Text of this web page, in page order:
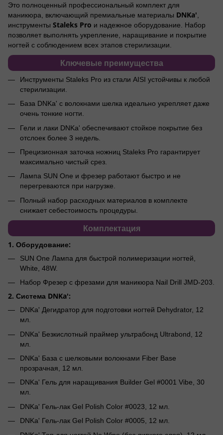
Это полноценный профессиональный комплект для
маникюра, включающий премиальные материалы DNKa'
инструменты Staleks Pro и надежное оборудование. Набор
позволяет выполнять укрепление, наращивание и покрытие
ногтей с соблюдением всех этапов стерилизации.
Ключевые преимущества
Инструменты Staleks Pro из стали AISI устойчивы к любой
стерилизации.
База DNKa' с волокнами шелка идеально укрепляет даже
очень тонкие ногти.
Гели и лаки DNKa' обеспечивают стойкое покрытие без
отслоек более 3 недель.
Прецизионная заточка ножниц Staleks Pro гарантирует
максимально чистый срез.
Лампа SUN One и фрезер работают быстро и не
перегреваются при нагрузке.
Полный набор расходных материалов в комплекте
снижает себестоимость процедуры.
Комплектация
1. Оборудование:
SUN One Лампа для быстрой полимеризации ногтей,
White, 48W.
Набор Фрезер с фрезами для маникюра Nail Drill JMD-203.
2. Система DNKa':
DNKa' Дегидратор для подготовки ногтей Dehydrator, 12
мл.
DNKa' Безкислотный праймер ультрабонд Ultrabond, 12
мл.
DNKa' База с шелковыми волокнами Fiber Base
прозрачная, 12 мл.
DNKa' Гель для наращивания Builder Gel #0001 Vibe, 30
мл.
DNKa' Гель-лак Gel Polish Color #0023, 12 мл.
DNKa' Гель-лак Gel Polish Color #0005, 12 мл.